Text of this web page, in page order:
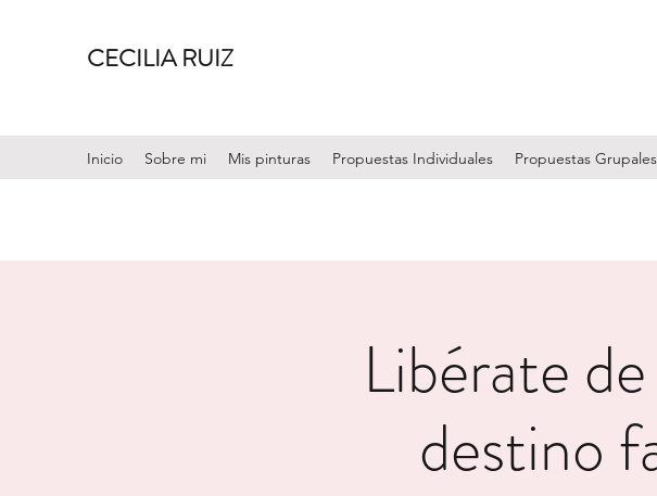
CECILIA RUIZ
Inicio Sobre mi Mis pinturas Propuestas Individuales Propuestas Grupales
Libérate
destino